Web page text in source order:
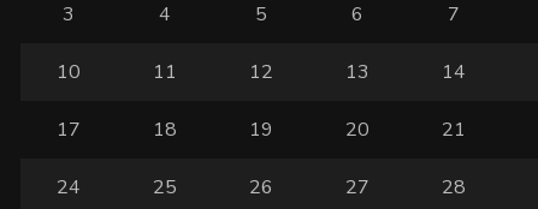
3 4 5 6 7
10 11 12 13 14
17 18 19 20 21
24 25 26 27 28